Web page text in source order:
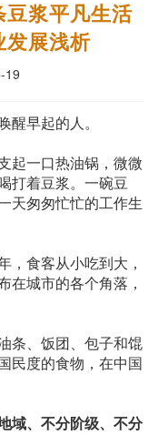
浆平凡生活
展浅析
19
早起的人。
起一口热油锅，微微
打着豆浆。一碗豆
天匆匆忙忙的工作生
，食客从小吃到大，
在城市的各个角落，
条、饭团、包子和馄
民度的食物，在中国
域、不分阶级、不分